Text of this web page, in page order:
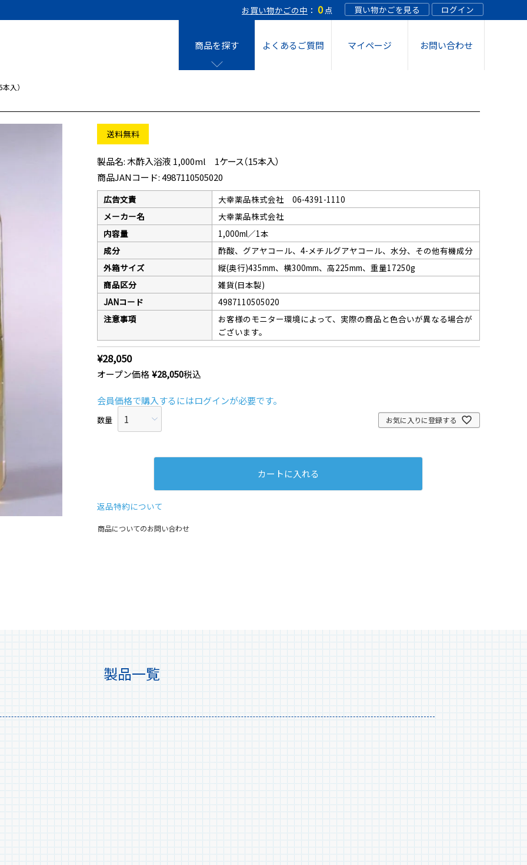
お買い物かごの中 ： 0 点 買い物かごを見る ログイン
商品を探す
㎡用 15個
クレベリンpro 希釈溶液 10個
クレベリン発生機エレクローラー専用液 10本
用＋パウチ専用ケース 10個セッ
スティック
クレベリンproスティックケースタイプつめかえ(1箱36本
入り)×3個
クレベリンproスティックケースタイプつめかえ(1箱36本
入り)×8個
よくあるご質問 マイページ お問い合わせ
入）
送料無料
木酢入浴液 1,000ml 1ケース（15本入）
商品JANコード:4987110505020
広告文責
大幸薬品株式会社 06-4391-1110
メーカー名
大幸薬品株式会社
内容量
1,000ml／1本
成分
酢酸、グアヤコール、4-メチルグアヤコール、水分、その他有機成分
外箱サイズ
縦(奥行)435mm、横300mm、高225mm、重量17250g
商品区分
雑貨(日本製)
JANコード
4987110505020
注意事項
お客様のモニター環境によって、実際の商品と色合いが異なる場合が
ございます。
¥28,050
オープン価格¥28,050税込
会員価格で購入するにはログインが必要です。
お気に入りに登録する
カートに入れる
返品特約について
商品についてのお問い合わせ
製品一覧